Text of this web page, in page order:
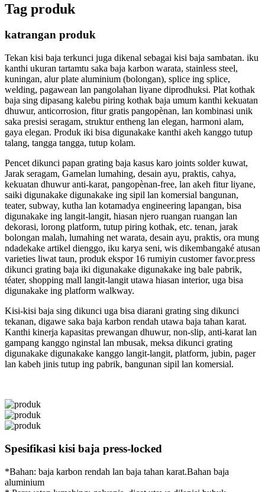
Tag produk
katrangan produk
Tekan kisi baja terkunci juga dikenal sebagai kisi baja sambatan. iku
kanthi ukuran tartamtu saka baja karbon warata, stainless steel,
kuningan, alur plate aluminium (bolongan), splice ing splice,
welding, pagawean lan pangolahan liyane diprodhuksi. Plat kothak
baja sing dipasang kalebu piring kothak baja umum kanthi kekuatan
dhuwur, anticorrosion, fitur gratis pangopènan, lan kombinasi unik
saka presisi seragam, struktur entheng lan elegan, harmoni alam,
gaya elegan. Produk iki bisa digunakake kanthi akeh kanggo tutup
talang, tangga tangga, tutup kolam.
Pencet dikunci papan grating baja kasus karo joints solder kuwat,
Jarak seragam, Gamelan lumahing, desain ayu, praktis, cahya,
kekuatan dhuwur anti-karat, pangopènan-free, lan akeh fitur liyane,
saiki digunakake digunakake ing sipil lan komersial bangunan,
teater, subway, kutha lan kotamadya engineering lapangan, bisa
digunakake ing langit-langit, hiasan njero ruangan ruangan lan
dekorasi, lorong platform, tutup piring kothak, etc. tenan, jarak
bolongan malah, lumahing net warata, desain ayu, praktis, ora mung
ndadekake artikel dienggo, iku karya seni, wis dikembangaké atusan
varieties liwat taun, produk ekspor 16 rumiyin customer favor.press
dikunci grating baja iki digunakake digunakake ing bale pabrik,
téater, shopping mall langit-langit utawa hiasan interior, uga bisa
digunakake ing platform walkway.
Kisi-kisi baja sing dikunci uga bisa diarani grating sing dikunci
tekanan, digawe saka baja karbon rendah utawa baja tahan karat.
Kanthi kinerja kapasitas prewangan dhuwur, non-slip, anti-karat lan
gampang kanggo nginstal lan mbusak, meksa dikunci grating
digunakake digunakake kanggo langit-langit, platform, jubin, pager
lan kabeh jinis tutup ing pabrik, bangunan sipil lan komersial.
Spesifikasi kisi baja press-locked
*Bahan: baja karbon rendah lan baja tahan karat.Bahan baja
aluminium